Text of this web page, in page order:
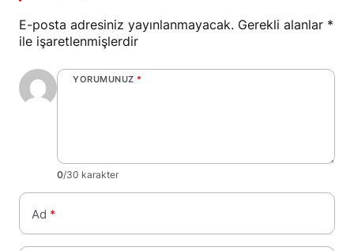
E-posta adresiniz yayınlanmayacak. Gerekli alanlar *
ile işaretlenmişlerdir
YORUMUNUZ *
0/30 karakter
Ad *